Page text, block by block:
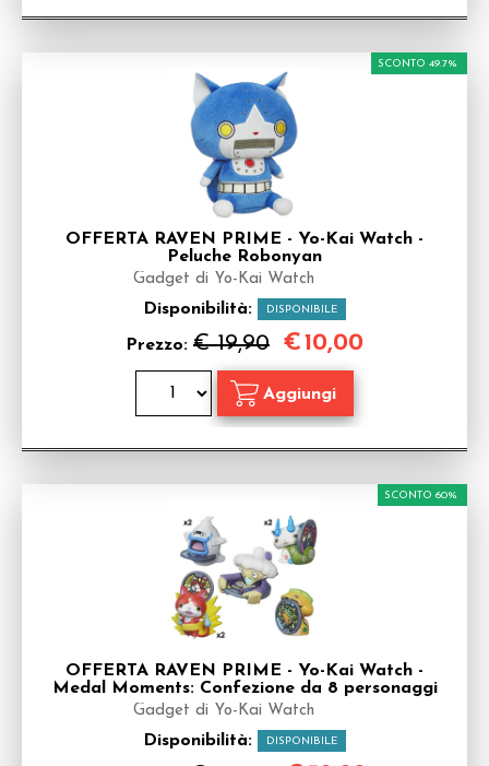
OFFERTA RAVEN PRIME - Yo-Kai Watch -
Peluche Robonyan
Gadget di Yo-Kai Watch
Disponibilità: DISPONIBILE
Prezzo: € 19,90
SCONTO 49.7%
€10,00
OFFERTA RAVEN PRIME - Yo-Kai Watch -
Medal Moments: Confezione da 8 personaggi
Gadget di Yo-Kai Watch
Disponibilità: DISPONIBILE
SCONTO 60%